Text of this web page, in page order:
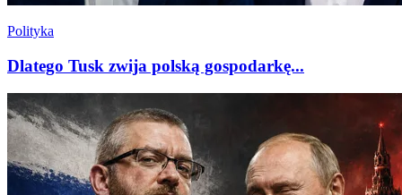
Polityka
Dlatego Tusk zwija polską gospodarkę...